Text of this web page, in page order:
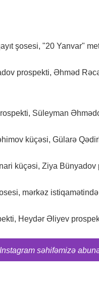
şosesi, "20 Yanvar"
prospekti, Əhməd
Süleyman
küçəsi, Gülarə
küçəsi, Ziya Bünyadov
mərkəz
Heydər Əliyev
səhifəmizə